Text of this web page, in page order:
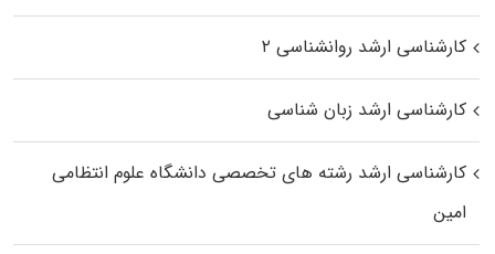
کارشناسی ارشد روانشناسی ۲
کارشناسی ارشد زبان شناسی
کارشناسی ارشد رﺷﺘﻪ ﻫﺎی تخصصی داﻧﺸﮕﺎه ﻋﻠﻮم انتظامی
اﻣﻴﻦ